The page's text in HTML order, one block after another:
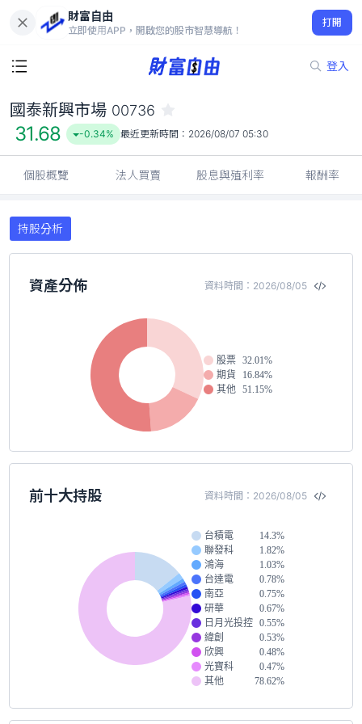
財富自由
立即使用APP，開啟您的股市智慧導航！
打開
登入
31.68
-0.34%
國泰新興市場 00736
31.68 -0.34% 最近更新時間： 2026/08/07 05:30
個股概覽 法人買賣 股息與殖利率 報酬率
持股分析
資產分佈 資料時間：2026/08/05
股票
32.01%
期貨
16.84%
其他
51.15%
前十大持股 資料時間：2026/08/05
台積電
14.3%
聯發科
1.82%
鴻海
1.03%
台達電
0.78%
南亞
0.75%
研華
0.67%
日月光投控
0.55%
緯創
0.53%
欣興
0.48%
光寶科
0.47%
其他
78.62%